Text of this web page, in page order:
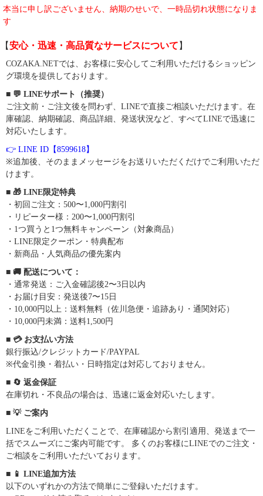
本当に申し訳ございません、納期のせいで、一時品切れ状態になりま
す
【安心・迅速・高品質なサービスについて 】
COZAKA.NETでは、お客様に安心してご利用いただけるショッピン
グ環境を提供しております。
■ 💬 LINEサポート（推奨）
ご注文前・ご注文後を問わず、LINEで直接ご相談いただけます。在
庫確認、納期確認、商品詳細、発送状況など、すべてLINEで迅速に
対応いたします。
👉 LINE ID【8599618】
※追加後、そのままメッセージをお送りいただくだけでご利用いただ
けます。
■ 🎁 LINE限定特典
・初回ご注文：500〜1,000円割引
・リピーター様：200〜1,000円割引
・1つ買うと1つ無料キャンペーン（対象商品）
・LINE限定クーポン・特典配布
・新商品・人気商品の優先案内
■ 🚚 配送について：
・通常発送：ご入金確認後2〜3日以内
・お届け目安：発送後7〜15日
・10,000円以上：送料無料（佐川急便・追跡あり・通関対応）
・10,000円未満：送料1,500円
■ 💳 お支払い方法
銀行振込/クレジットカード/PAYPAL
※代金引換・着払い・日時指定は対応しておりません。
■ 🔄 返金保証
在庫切れ・不良品の場合は、迅速に返金対応いたします。
■ 💡 ご案内
LINEをご利用いただくことで、在庫確認から割引適用、発送まで一
括でスムーズにご案内可能です。 多くのお客様にLINEでのご注文・
ご相談をご利用いただいております。
■ 📱 LINE追加方法
以下のいずれかの方法で簡単にご登録いただけます。